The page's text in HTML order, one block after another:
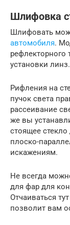
Шлифовка
Шлифовать
автомобиля.
рефлекторного
установки линз.
Рифления на
пучок света
рассеивание
же вы
стоящее
плоско-
искажениям.
Не всегда
для фар для
Отчаиваться
позволит вам